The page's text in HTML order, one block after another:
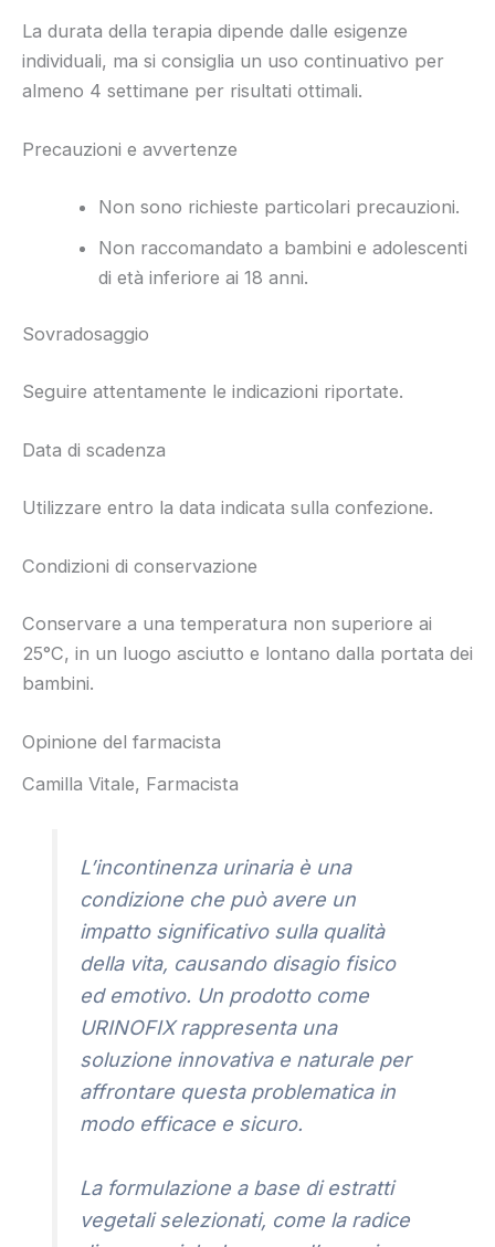
La durata della terapia dipende dalle esigenze
individuali, ma si consiglia un uso continuativo per
almeno 4 settimane per risultati ottimali.
Precauzioni e avvertenze
Non sono richieste particolari precauzioni.
Non raccomandato a bambini e adolescenti
di età inferiore ai 18 anni.
Sovradosaggio
Seguire attentamente le indicazioni riportate.
Data di scadenza
Utilizzare entro la data indicata sulla confezione.
Condizioni di conservazione
Conservare a una temperatura non superiore ai
25°C, in un luogo asciutto e lontano dalla portata dei
bambini.
Opinione del farmacista
Camilla Vitale, Farmacista
L’incontinenza urinaria è una
condizione che può avere un
impatto significativo sulla qualità
della vita, causando disagio fisico
ed emotivo. Un prodotto come
URINOFIX rappresenta una
soluzione innovativa e naturale per
affrontare questa problematica in
modo efficace e sicuro.
La formulazione a base di estratti
vegetali selezionati, come la radice